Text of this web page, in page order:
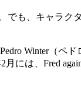
も、キャラクタ
Winter（ペド
には、Fred